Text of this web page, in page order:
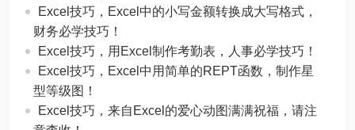
​​Excel技巧，Excel中的小写金额转换成大写格式，
财务必学技巧！
​​Excel技巧，用Excel制作考勤表，人事必学技巧！
Excel技巧，​​Excel中用简单的REPT函数，制作星
型等级图！
Excel技巧，来自Excel的爱心动图满满祝福，请注